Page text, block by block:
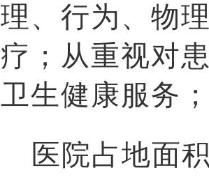
理、行为、物
疗；从重视对
卫生健康服务
医院占地面